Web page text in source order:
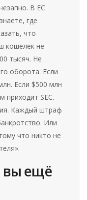
В ЕС
где
что
кошелёк не
тысяч. Не
оборота. Если
Если $500 млн
приходит SEC.
Каждый штраф
Или
что никто не
вы ещё